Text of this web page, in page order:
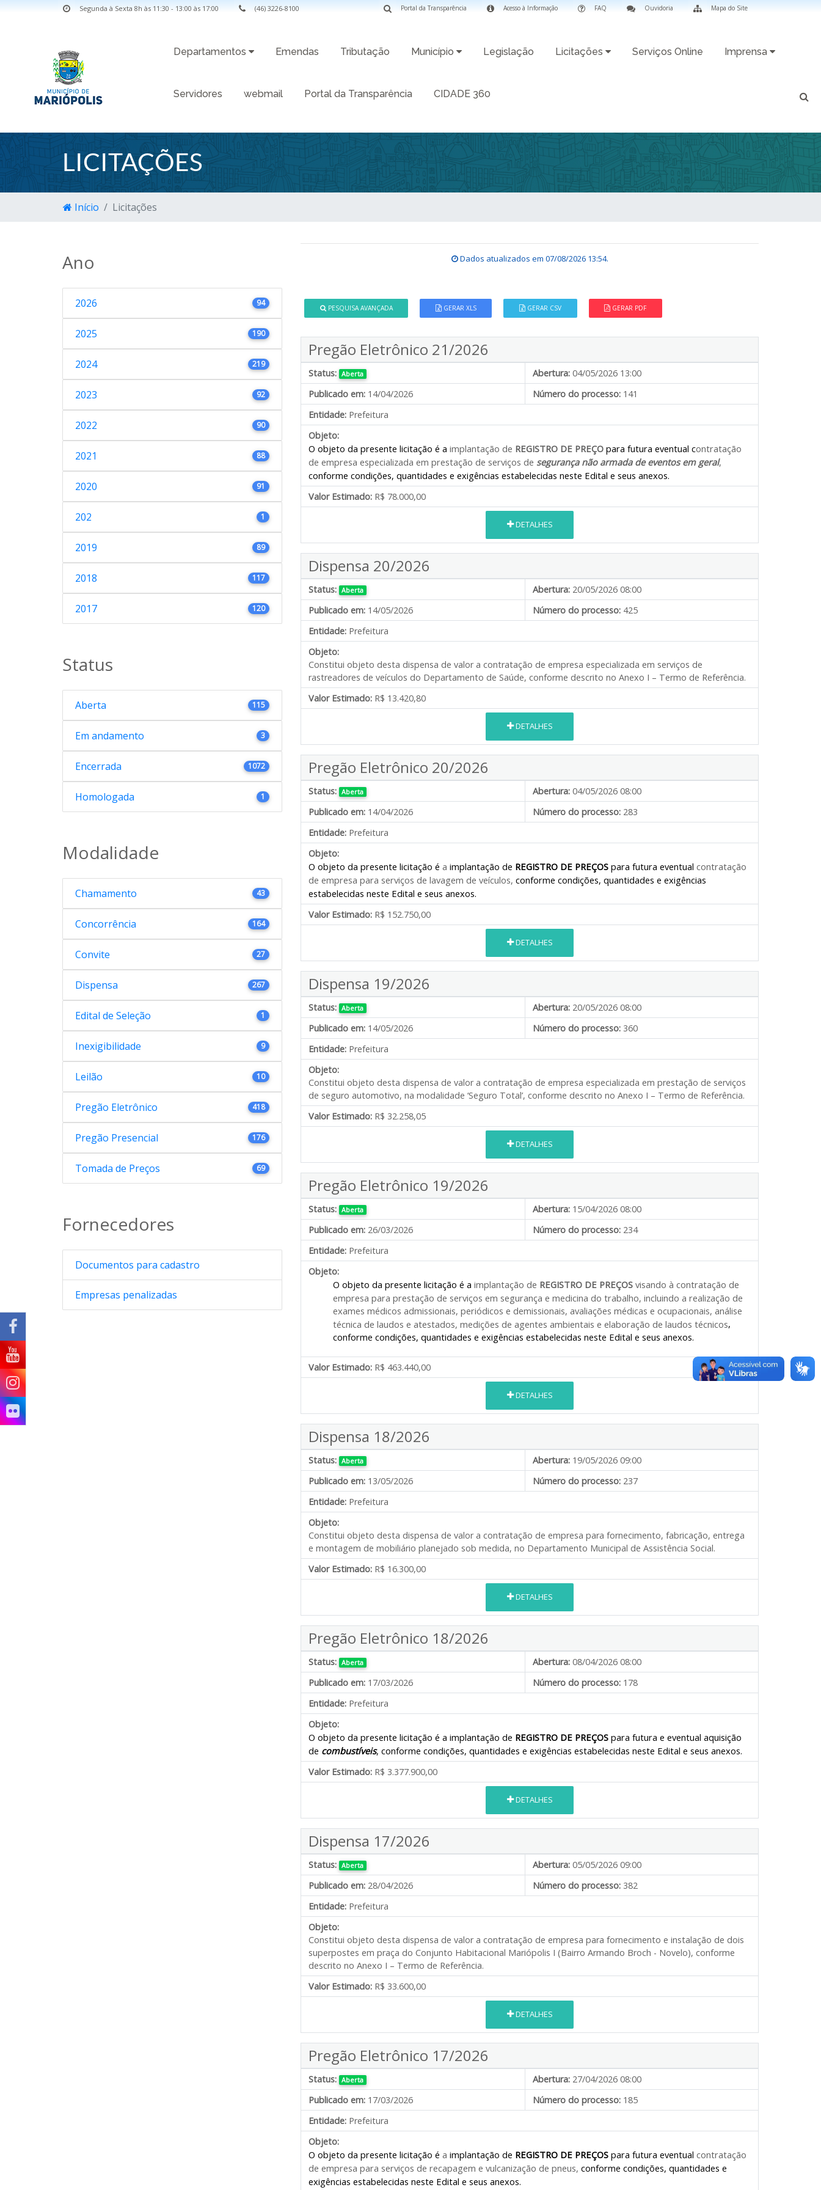
Segunda à Sexta 8h às 11:30 - 13:00 às 17:00 (46) 3226-8100 Mapa do Site
Ouvidoria
FAQ
Acesso à Informação
Portal da Transparência
Departamentos Emendas Tributação Município Legislação Licitações Serviços Online Imprensa
Servidores webmail Portal da Transparência CIDADE 360
LICITAÇÕES
Início Licitações
Ano
2026 94
2025 190
2024 219
2023 92
2022 90
2021 88
2020 91
202 1
2019 89
2018 117
2017 120
Status
Aberta 115
Em andamento 3
Encerrada 1072
Homologada 1
Modalidade
Chamamento 43
Concorrência 164
Convite 27
Dispensa 267
Edital de Seleção 1
Inexigibilidade 9
Leilão 10
Pregão Eletrônico 418
Pregão Presencial 176
Tomada de Preços 69
Fornecedores
Documentos para cadastro
Empresas penalizadas
Dados atualizados em 07/08/2026 13:54.
PESQUISA AVANÇADA GERAR XLS GERAR CSV GERAR PDF
Pregão Eletrônico 21/2026
Status: Aberta Abertura: 04/05/2026 13:00
Publicado em: 14/04/2026 Número do processo: 141
Entidade: Prefeitura
Objeto:
O objeto da presente licitação é a implantação de REGISTRO DE PREÇO para futura eventual contratação
de empresa especializada em prestação de serviços de segurança não armada de eventos em geral,
conforme condições, quantidades e exigências estabelecidas neste Edital e seus anexos.
Valor Estimado: R$ 78.000,00
DETALHES
Dispensa 20/2026
Status: Aberta Abertura: 20/05/2026 08:00
Publicado em: 14/05/2026 Número do processo: 425
Entidade: Prefeitura
Objeto:
Constitui objeto desta dispensa de valor a contratação de empresa especializada em serviços de
rastreadores de veículos do Departamento de Saúde, conforme descrito no Anexo I – Termo de Referência.
Valor Estimado: R$ 13.420,80
DETALHES
Pregão Eletrônico 20/2026
Status: Aberta Abertura: 04/05/2026 08:00
Publicado em: 14/04/2026 Número do processo: 283
Entidade: Prefeitura
Objeto:
O objeto da presente licitação é a implantação de REGISTRO DE PREÇOS para futura eventual contratação
de empresa para serviços de lavagem de veículos, conforme condições, quantidades e exigências
estabelecidas neste Edital e seus anexos.
Valor Estimado: R$ 152.750,00
DETALHES
Dispensa 19/2026
Status: Aberta Abertura: 20/05/2026 08:00
Publicado em: 14/05/2026 Número do processo: 360
Entidade: Prefeitura
Objeto:
Constitui objeto desta dispensa de valor a contratação de empresa especializada em prestação de serviços
de seguro automotivo, na modalidade ‘Seguro Total’, conforme descrito no Anexo I – Termo de Referência.
Valor Estimado: R$ 32.258,05
DETALHES
Pregão Eletrônico 19/2026
Status: Aberta Abertura: 15/04/2026 08:00
Publicado em: 26/03/2026 Número do processo: 234
Entidade: Prefeitura
Objeto:
O objeto da presente licitação é a implantação de REGISTRO DE PREÇOS visando à contratação de
empresa para prestação de serviços em segurança e medicina do trabalho, incluindo a realização de
exames médicos admissionais, periódicos e demissionais, avaliações médicas e ocupacionais, análise
técnica de laudos e atestados, medições de agentes ambientais e elaboração de laudos técnicos,
conforme condições, quantidades e exigências estabelecidas neste Edital e seus anexos.
Valor Estimado: R$ 463.440,00
DETALHES
Dispensa 18/2026
Status: Aberta Abertura: 19/05/2026 09:00
Publicado em: 13/05/2026 Número do processo: 237
Entidade: Prefeitura
Objeto:
Constitui objeto desta dispensa de valor a contratação de empresa para fornecimento, fabricação, entrega
e montagem de mobiliário planejado sob medida, no Departamento Municipal de Assistência Social.
Valor Estimado: R$ 16.300,00
DETALHES
Pregão Eletrônico 18/2026
Status: Aberta Abertura: 08/04/2026 08:00
Publicado em: 17/03/2026 Número do processo: 178
Entidade: Prefeitura
Objeto:
O objeto da presente licitação é a implantação de REGISTRO DE PREÇOS para futura e eventual aquisição
de combustíveis, conforme condições, quantidades e exigências estabelecidas neste Edital e seus anexos.
Valor Estimado: R$ 3.377.900,00
DETALHES
Dispensa 17/2026
Status: Aberta Abertura: 05/05/2026 09:00
Publicado em: 28/04/2026 Número do processo: 382
Entidade: Prefeitura
Objeto:
Constitui objeto desta dispensa de valor a contratação de empresa para fornecimento e instalação de dois
superpostes em praça do Conjunto Habitacional Mariópolis I (Bairro Armando Broch - Novelo), conforme
descrito no Anexo I – Termo de Referência.
Valor Estimado: R$ 33.600,00
DETALHES
Pregão Eletrônico 17/2026
Status: Aberta Abertura: 27/04/2026 08:00
Publicado em: 17/03/2026 Número do processo: 185
Entidade: Prefeitura
Objeto:
O objeto da presente licitação é a implantação de REGISTRO DE PREÇOS para futura eventual contratação
de empresa para serviços de recapagem e vulcanização de pneus, conforme condições, quantidades e
exigências estabelecidas neste Edital e seus anexos.